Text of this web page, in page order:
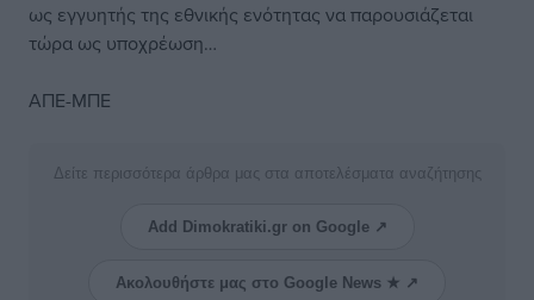
ως εγγυητής της εθνικής ενότητας να παρουσιάζεται
τώρα ως υποχρέωση…
AΠΕ-ΜΠΕ
Δείτε περισσότερα άρθρα μας στα αποτελέσματα αναζήτησης
Add Dimokratiki.gr on Google ↗
Ακολουθήστε μας στο Google News ★ ↗